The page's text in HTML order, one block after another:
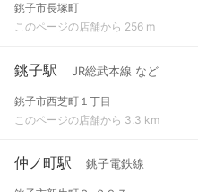
銚子市長塚町
このページの店舗から 256 m
銚子駅 JR総武本線 など
銚子市西芝町１丁目
このページの店舗から 3.3 km
仲ノ町駅 銚子電鉄線